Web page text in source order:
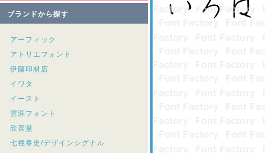
ブランドから探す
アーフィック
アトリエフォント
伊藤印材店
イワタ
イースト
雲涯フォント
欣喜堂
七種泰史/デザインシグナル